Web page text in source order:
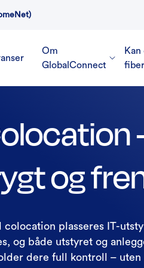
Om
GlobalConnect
og
colocation plasseres IT-
og både utstyret og
dere full kontroll –